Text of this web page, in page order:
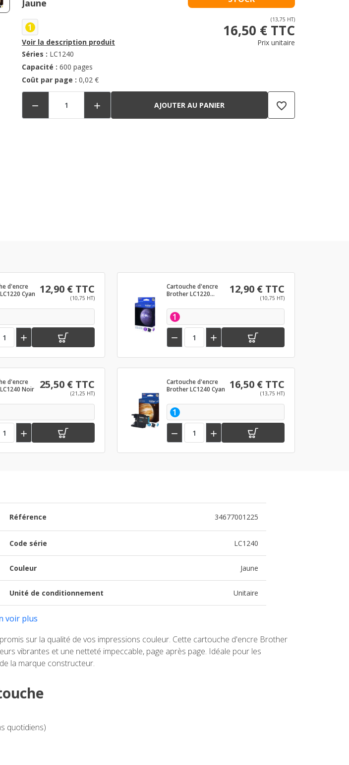
Jaune
1
Voir la description produit
Séries : LC1240
Capacité : 600 pages
Coût par page : 0,02 €
(13,75 HT)
16,50 € TTC
Prix unitaire
  AJOUTER AU PANIER favorite_border
d'encre
Cyan
12,90 € TTC
(10,75 HT)

Cartouche d'encre
Brother LC1220
12,90 € TTC
(10,75 HT)
1
 
d'encre
Noir
25,50 € TTC
(21,25 HT)

Cartouche d'encre
Brother LC1240 Cyan
16,50 € TTC
(13,75 HT)
1
 
Référence 34677001225
Code série LC1240
Couleur Jaune
Unité de conditionnement Unitaire
voir plus
sur la qualité de vos impressions couleur. Cette cartouche d'encre Brother
vibrantes et une netteté impeccable, page après page. Idéale pour les
la marque constructeur.
quotidiens)